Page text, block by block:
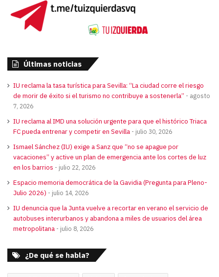
Últimas noticias
IU reclama la tasa turística para Sevilla: “La ciudad corre el riesgo
de morir de éxito si el turismo no contribuye a sostenerla”
agosto
7, 2026
IU reclama al IMD una solución urgente para que el histórico Triaca
FC pueda entrenar y competir en Sevilla
julio 30, 2026
Ismael Sánchez (IU) exige a Sanz que “no se apague por
vacaciones” y active un plan de emergencia ante los cortes de luz
en los barrios
julio 22, 2026
Espacio memoria democrática de la Gavidia (Pregunta para Pleno-
Julio 2026)
julio 14, 2026
IU denuncia que la Junta vuelve a recortar en verano el servicio de
autobuses interurbanos y abandona a miles de usuarios del área
metropolitana
julio 8, 2026
¿De qué se habla?